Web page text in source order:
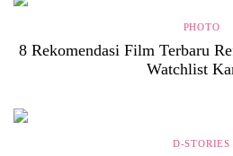
PHOTO
8 Rekomendasi Film Terbaru
Watchlist
D-STORIES